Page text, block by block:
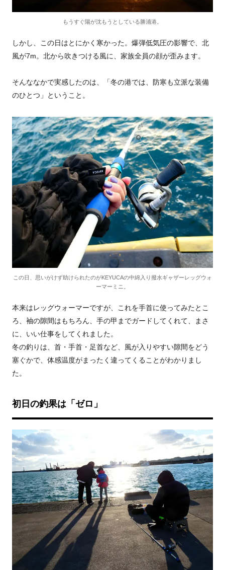
もうすぐ陽が沈もうとしている勝浦港。
しかし、この日はとにかく寒かった。爆弾低気圧の影響で、北
風が7m。北から吹きつける風に、家族全員の顔が歪みます。
そんななかで実感したのは、「冬の港では、防寒も立派な装備
のひとつ」ということ。
この日、思いがけず助けられたのがKEYUCAの中綿入り撥水ギャザーレッグウォ
ーマーミニ。
本来はレッグウォーマーですが、これを手首に使ってみたとこ
ろ、袖の隙間はもちろん、手の甲までガードしてくれて、まさ
に、いい仕事をしてくれました。
冬の釣りは、首・手首・足首など、風が入りやすい隙間をどう
塞ぐかで、体感温度がまったく違ってくることがわかりまし
た。
初日の釣果は「ゼロ」